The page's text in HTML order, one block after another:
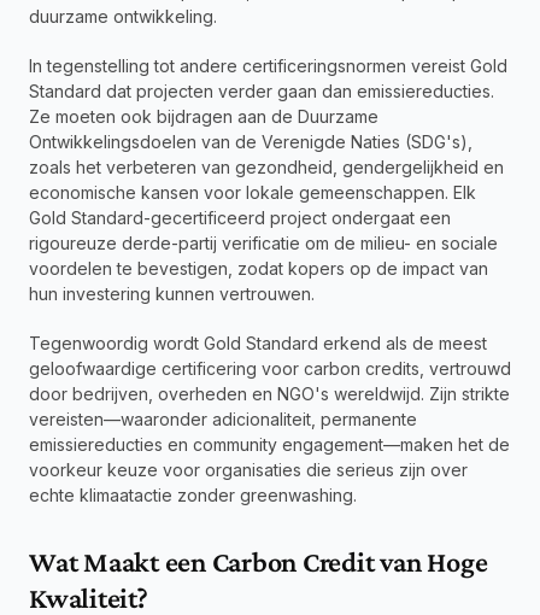
duurzame ontwikkeling.
In tegenstelling tot andere certificeringsnormen vereist Gold
Standard dat projecten verder gaan dan emissiereducties.
Ze moeten ook bijdragen aan de Duurzame
Ontwikkelingsdoelen van de Verenigde Naties (SDG's),
zoals het verbeteren van gezondheid, gendergelijkheid en
economische kansen voor lokale gemeenschappen. Elk
Gold Standard-gecertificeerd project ondergaat een
rigoureuze derde-partij verificatie om de milieu- en sociale
voordelen te bevestigen, zodat kopers op de impact van
hun investering kunnen vertrouwen.
Tegenwoordig wordt Gold Standard erkend als de meest
geloofwaardige certificering voor carbon credits, vertrouwd
door bedrijven, overheden en NGO's wereldwijd. Zijn strikte
vereisten—waaronder adicionaliteit, permanente
emissiereducties en community engagement—maken het de
voorkeur keuze voor organisaties die serieus zijn over
echte klimaatactie zonder greenwashing.
Wat Maakt een Carbon Credit van Hoge
Kwaliteit?